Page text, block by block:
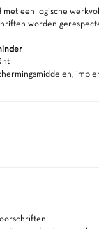
een logische
worden